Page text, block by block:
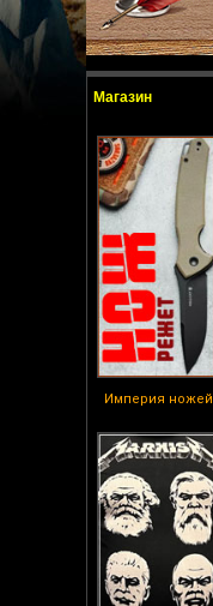
Магазин
Империя ножей